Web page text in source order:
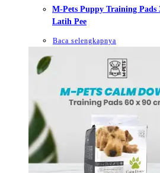
M-Pets Puppy Training Pads
Latih Pee
Baca selengkapnya